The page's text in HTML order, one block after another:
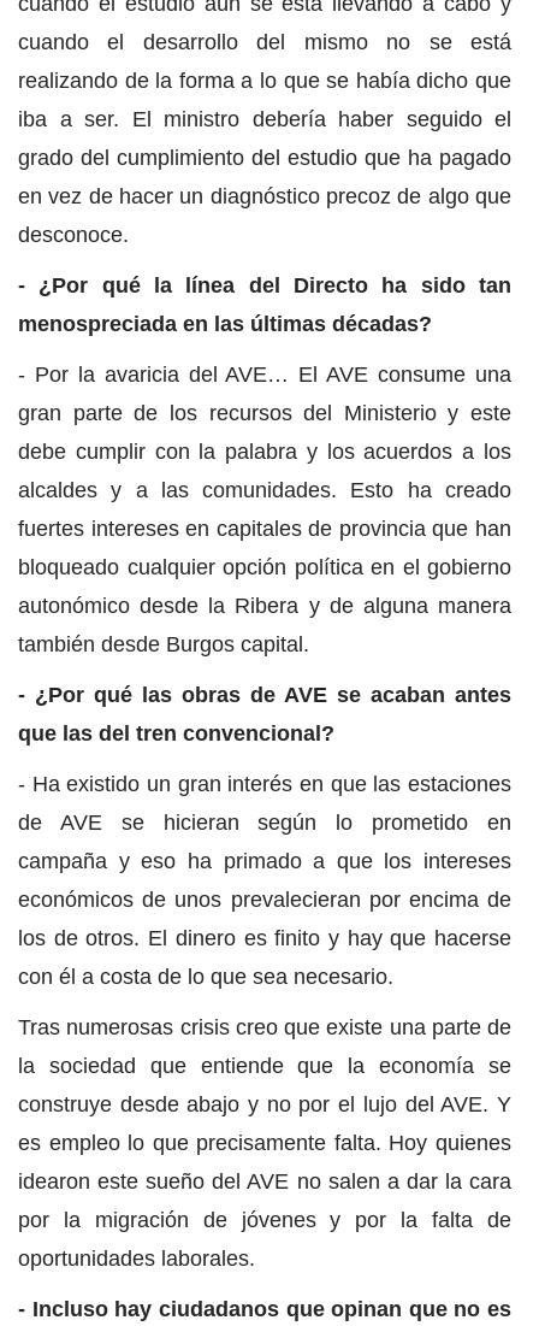
cuando el desarrollo del mismo no se está
realizando de la forma a lo que se había dicho que
iba a ser. El ministro debería haber seguido el
grado del cumplimiento del estudio que ha pagado
en vez de hacer un diagnóstico precoz de algo que
desconoce.
- ¿Por qué la línea del Directo ha sido tan
menospreciada en las últimas décadas?
- Por la avaricia del AVE… El AVE consume una
gran parte de los recursos del Ministerio y este
debe cumplir con la palabra y los acuerdos a los
alcaldes y a las comunidades. Esto ha creado
fuertes intereses en capitales de provincia que han
bloqueado cualquier opción política en el gobierno
autonómico desde la Ribera y de alguna manera
también desde Burgos capital.
- ¿Por qué las obras de AVE se acaban antes
que las del tren convencional?
- Ha existido un gran interés en que las estaciones
de AVE se hicieran según lo prometido en
campaña y eso ha primado a que los intereses
económicos de unos prevalecieran por encima de
los de otros. El dinero es finito y hay que hacerse
con él a costa de lo que sea necesario.
Tras numerosas crisis creo que existe una parte de
la sociedad que entiende que la economía se
construye desde abajo y no por el lujo del AVE. Y
es empleo lo que precisamente falta. Hoy quienes
idearon este sueño del AVE no salen a dar la cara
por la migración de jóvenes y por la falta de
oportunidades laborales.
- Incluso hay ciudadanos que opinan que no es